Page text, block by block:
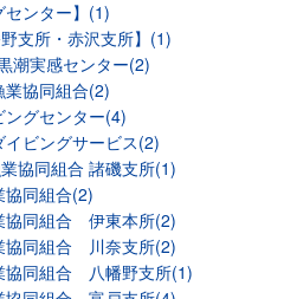
センター】(1)
支所・赤沢支所】(1)
潮実感センター(2)
業協同組合(2)
ングセンター(4)
イビングサービス(2)
協同組合 諸磯支所(1)
協同組合(2)
協同組合 伊東本所(2)
協同組合 川奈支所(2)
協同組合 八幡野支所(1)